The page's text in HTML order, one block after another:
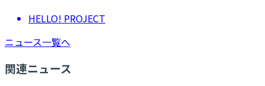
HELLO! PROJECT
ニュース一覧へ
関連ニュース